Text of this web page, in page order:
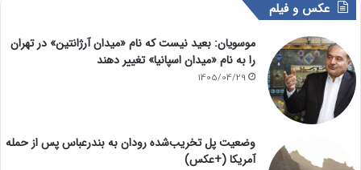
عکس و فیلم
موسویان: بعید نیست که نام «میدان آرژانتین» در تهران
را به نام «میدان اسپانیا» تغییر دهند
1405/04/29
وضعیت پل تخریب‌شده رودان به بندرعباس پس از حمله
آمریکا (+عکس)